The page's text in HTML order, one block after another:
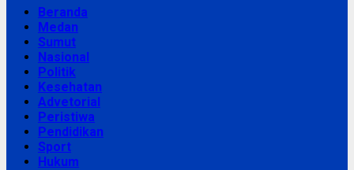
Beranda
Medan
Sumut
Nasional
Politik
Kesehatan
Advetorial
Peristiwa
Pendidikan
Sport
Hukum